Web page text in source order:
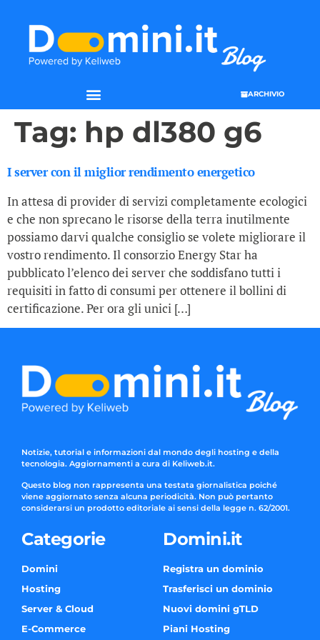
ARCHIVIO
Tag: hp dl380 g6
I server con il miglior rendimento energetico
In attesa di provider di servizi completamente ecologici
e che non sprecano le risorse della terra inutilmente
possiamo darvi qualche consiglio se volete migliorare il
vostro rendimento. Il consorzio Energy Star ha
pubblicato l’elenco dei server che soddisfano tutti i
requisiti in fatto di consumi per ottenere il bollini di
certificazione. Per ora gli unici […]
Notizie, tutorial e informazioni dal mondo degli hosting e della
tecnologia. Aggiornamenti a cura di Keliweb.it.
Questo blog non rappresenta una testata giornalistica poiché
viene aggiornato senza alcuna periodicità. Non può pertanto
considerarsi un prodotto editoriale ai sensi della legge n. 62/2001.
Categorie
Domini
Hosting
Server & Cloud
E-Commerce
Domini.it
Registra un dominio
Trasferisci un dominio
Nuovi domini gTLD
Piani Hosting